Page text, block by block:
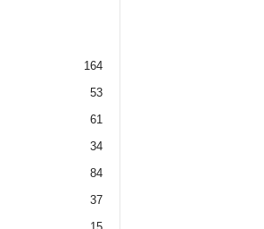
164
53
61
34
84
37